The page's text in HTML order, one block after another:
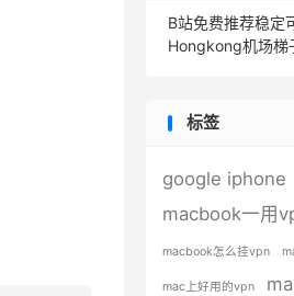
B站免费推荐稳定
Hongkong机场梯
标签
google iphone
macbook一用
macbook怎么挂vpn
mac上好用的vpn